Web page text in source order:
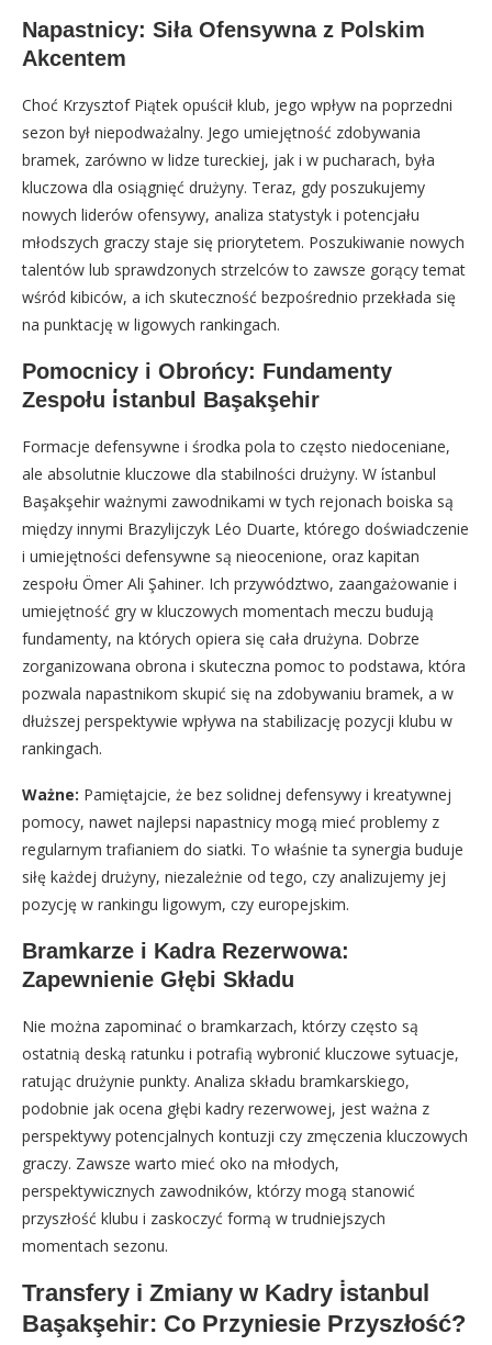
Napastnicy: Siła Ofensywna z Polskim
Akcentem
Choć Krzysztof Piątek opuścił klub, jego wpływ na poprzedni
sezon był niepodważalny. Jego umiejętność zdobywania
bramek, zarówno w lidze tureckiej, jak i w pucharach, była
kluczowa dla osiągnięć drużyny. Teraz, gdy poszukujemy
nowych liderów ofensywy, analiza statystyk i potencjału
młodszych graczy staje się priorytetem. Poszukiwanie nowych
talentów lub sprawdzonych strzelców to zawsze gorący temat
wśród kibiców, a ich skuteczność bezpośrednio przekłada się
na punktację w ligowych rankingach.
Pomocnicy i Obrońcy: Fundamenty
Zespołu i̇stanbul Başakşehir
Formacje defensywne i środka pola to często niedoceniane,
ale absolutnie kluczowe dla stabilności drużyny. W i̇stanbul
Başakşehir ważnymi zawodnikami w tych rejonach boiska są
między innymi Brazylijczyk Léo Duarte, którego doświadczenie
i umiejętności defensywne są nieocenione, oraz kapitan
zespołu Ömer Ali Şahiner. Ich przywództwo, zaangażowanie i
umiejętność gry w kluczowych momentach meczu budują
fundamenty, na których opiera się cała drużyna. Dobrze
zorganizowana obrona i skuteczna pomoc to podstawa, która
pozwala napastnikom skupić się na zdobywaniu bramek, a w
dłuższej perspektywie wpływa na stabilizację pozycji klubu w
rankingach.
Ważne: Pamiętajcie, że bez solidnej defensywy i kreatywnej
pomocy, nawet najlepsi napastnicy mogą mieć problemy z
regularnym trafianiem do siatki. To właśnie ta synergia buduje
siłę każdej drużyny, niezależnie od tego, czy analizujemy jej
pozycję w rankingu ligowym, czy europejskim.
Bramkarze i Kadra Rezerwowa:
Zapewnienie Głębi Składu
Nie można zapominać o bramkarzach, którzy często są
ostatnią deską ratunku i potrafią wybronić kluczowe sytuacje,
ratując drużynie punkty. Analiza składu bramkarskiego,
podobnie jak ocena głębi kadry rezerwowej, jest ważna z
perspektywy potencjalnych kontuzji czy zmęczenia kluczowych
graczy. Zawsze warto mieć oko na młodych,
perspektywicznych zawodników, którzy mogą stanowić
przyszłość klubu i zaskoczyć formą w trudniejszych
momentach sezonu.
Transfery i Zmiany w Kadry i̇stanbul
Başakşehir: Co Przyniesie Przyszłość?